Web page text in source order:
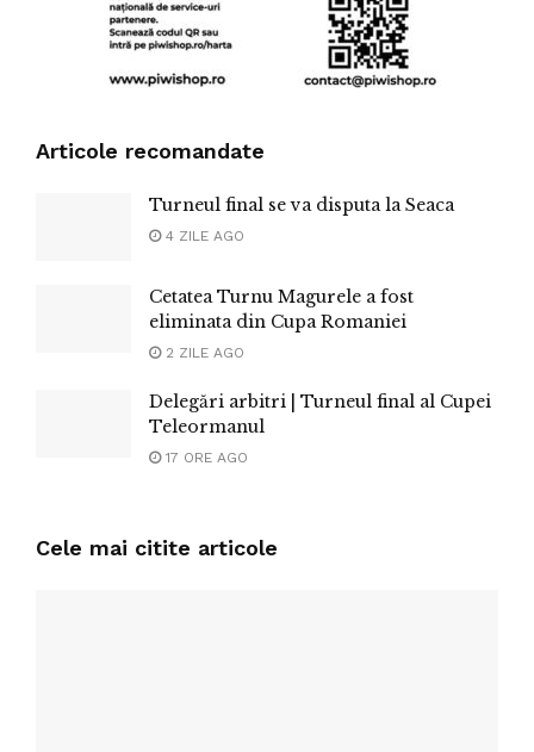
Articole recomandate
Turneul final se va disputa la Seaca
4 ZILE AGO
Cetatea Turnu Magurele a fost
eliminata din Cupa Romaniei
2 ZILE AGO
Delegări arbitri | Turneul final al Cupei
Teleormanul
17 ORE AGO
Cele mai citite articole